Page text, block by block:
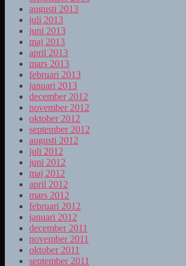
augusti 2013
juli 2013
juni 2013
maj 2013
april 2013
mars 2013
februari 2013
januari 2013
december 2012
november 2012
oktober 2012
september 2012
augusti 2012
juli 2012
juni 2012
maj 2012
april 2012
mars 2012
februari 2012
januari 2012
december 2011
november 2011
oktober 2011
september 2011